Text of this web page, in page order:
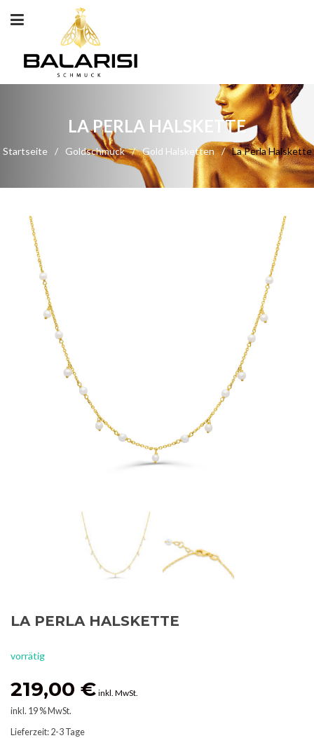
LA PERLA HALSKETTE
Startseite / Goldschmuck / Gold Halsketten / La Perla Halskette
LA PERLA HALSKETTE
vorrätig
219,00 € inkl. MwSt.
inkl. 19 % MwSt.
Lieferzeit: 2-3 Tage